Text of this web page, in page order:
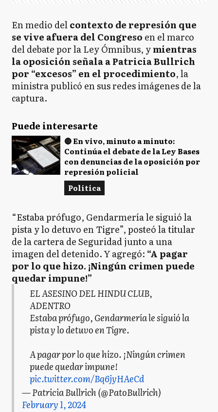
En medio delcontexto de represión que
se vive afuera del Congreso en el marco
del debate por la Ley Ómnibus, ymientras
la oposición señala a Patricia Bullrich
por “excesos” en el procedimiento, la
ministra publicó en sus redes imágenes de la
captura.
Puede interesarte
🔴 En vivo, minuto a minuto:
Continúa el debate de la Ley Bases
con denuncias de la oposición por
represión policial
Política
“Estaba prófugo, Gendarmería le siguió la
pista y lo detuvo en Tigre”, posteó la titular
de la cartera de Seguridad junto a una
imagen del detenido. Y agregó: “A pagar
por lo que hizo. ¡Ningún crimen puede
quedar impune!”
EL ASESINO DEL HINDU CLUB,
ADENTRO
Estaba prófugo, Gendarmería le siguió la
pista y lo detuvo en Tigre.
A pagar por lo que hizo. ¡Ningún crimen
puede quedar impune!
pic.twitter.com/Bq6jyHAeCd
— Patricia Bullrich (@PatoBullrich)
February 1, 2024